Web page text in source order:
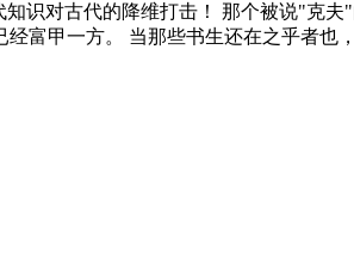
识对古代的降维打击！ 那个被说"克
富甲一方。 当那些书生还在之乎者也